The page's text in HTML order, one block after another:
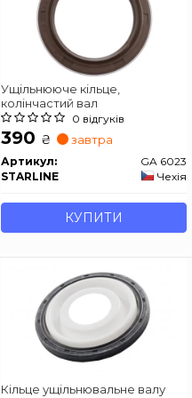
Ущільнююче кільце,
колінчастий вал
0 відгуків
390 ₴ завтра
Артикул:
GA 6023
STARLINE
Чехія
КУПИТИ
Кільце ущільнювальне валу